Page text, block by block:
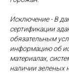
Исключение - В
сертификации
обязательным
информацию об
материалах,
наличии зеленых